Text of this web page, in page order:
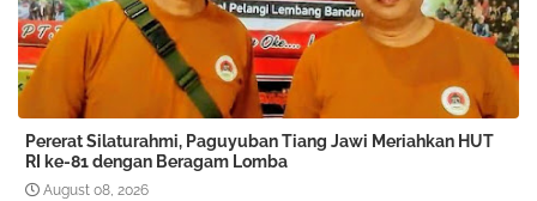
Pererat Silaturahmi, Paguyuban Tiang Jawi Meriahkan HUT
RI ke-81 dengan Beragam Lomba
August 08, 2026